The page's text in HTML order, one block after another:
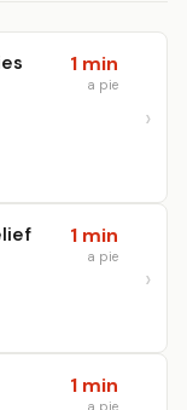
1 min
a pie
1 min
a pie
1 min
a pie